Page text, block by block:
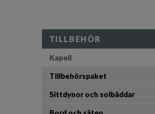
TILLBEHÖR
Kapell
Tillbehörspaket
Sittdynor och solbäddar